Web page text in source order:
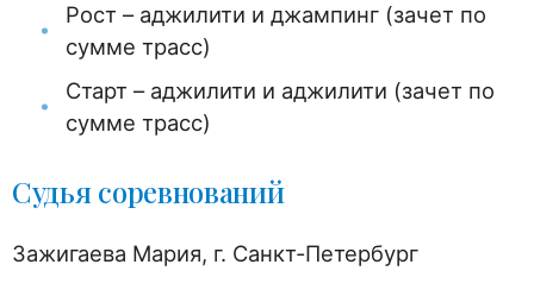
Рост – аджилити и джампинг (зачет по
сумме трасс)
Старт – аджилити и аджилити (зачет по
сумме трасс)
Судья соревнований
Зажигаева Мария, г. Санкт-Петербург